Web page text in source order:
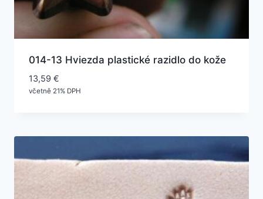
014-13 Hviezda plastické razidlo do kože
13,59 €
včetně 21% DPH